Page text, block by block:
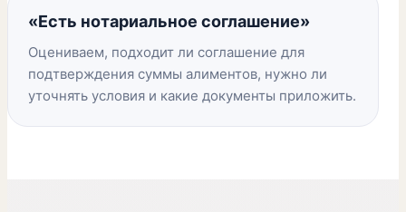
«Есть нотариальное соглашение»
Оцениваем, подходит ли соглашение для
подтверждения суммы алиментов, нужно ли
уточнять условия и какие документы приложить.